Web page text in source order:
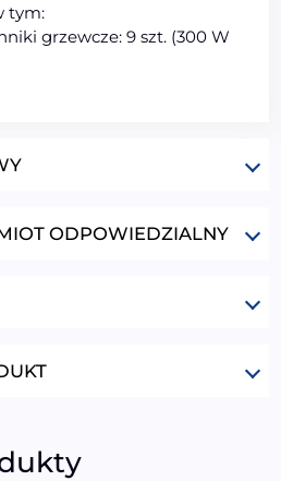
tym:
grzewcze: 9 szt. (300 W
ODPOWIEDZIALNY